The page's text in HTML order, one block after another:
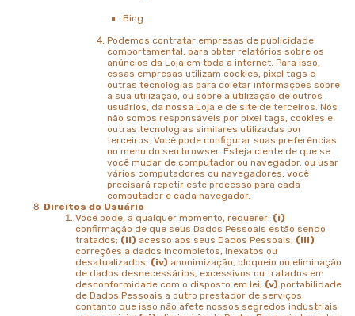
Bing
Podemos contratar empresas de publicidade
comportamental, para obter relatórios sobre os
anúncios da Loja em toda a internet. Para isso,
essas empresas utilizam cookies, pixel tags e
outras tecnologias para coletar informações sobre
a sua utilização, ou sobre a utilização de outros
usuários, da nossa Loja e de site de terceiros. Nós
não somos responsáveis por pixel tags, cookies e
outras tecnologias similares utilizadas por
terceiros. Você pode configurar suas preferências
no menu do seu browser. Esteja ciente de que se
você mudar de computador ou navegador, ou usar
vários computadores ou navegadores, você
precisará repetir este processo para cada
computador e cada navegador.
Direitos do Usuário
Você pode, a qualquer momento, requerer: (i)
confirmação de que seus Dados Pessoais estão sendo
tratados; (ii) acesso aos seus Dados Pessoais; (iii)
correções a dados incompletos, inexatos ou
desatualizados; (iv) anonimização, bloqueio ou eliminação
de dados desnecessários, excessivos ou tratados em
desconformidade com o disposto em lei; (v) portabilidade
de Dados Pessoais a outro prestador de serviços,
contanto que isso não afete nossos segredos industriais